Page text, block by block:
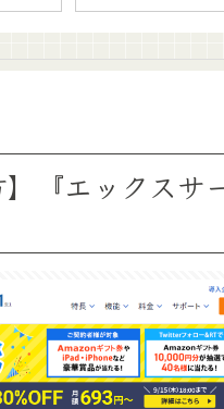
】『エックス